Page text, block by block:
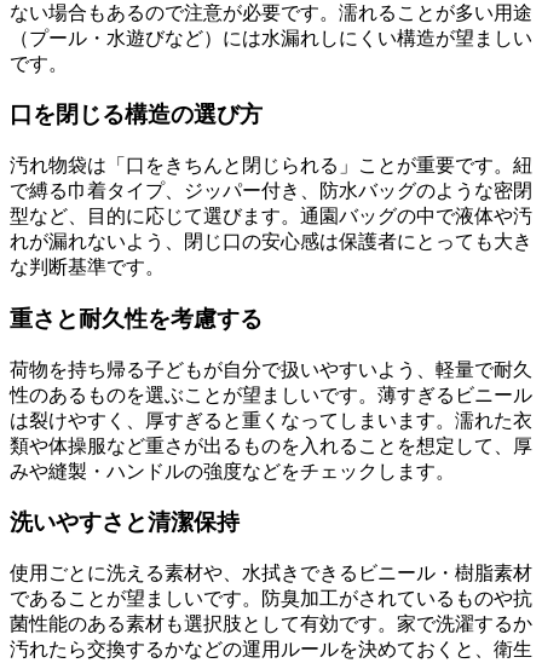
ない場合もあるので注意が必要です。濡れることが多い用途
（プール・水遊びなど）には水漏れしにくい構造が望ましい
です。
口を閉じる構造の選び方
汚れ物袋は「口をきちんと閉じられる」ことが重要です。紐
で縛る巾着タイプ、ジッパー付き、防水バッグのような密閉
型など、目的に応じて選びます。通園バッグの中で液体や汚
れが漏れないよう、閉じ口の安心感は保護者にとっても大き
な判断基準です。
重さと耐久性を考慮する
荷物を持ち帰る子どもが自分で扱いやすいよう、軽量で耐久
性のあるものを選ぶことが望ましいです。薄すぎるビニール
は裂けやすく、厚すぎると重くなってしまいます。濡れた衣
類や体操服など重さが出るものを入れることを想定して、厚
みや縫製・ハンドルの強度などをチェックします。
洗いやすさと清潔保持
使用ごとに洗える素材や、水拭きできるビニール・樹脂素材
であることが望ましいです。防臭加工がされているものや抗
菌性能のある素材も選択肢として有効です。家で洗濯するか
汚れたら交換するかなどの運用ルールを決めておくと、衛生